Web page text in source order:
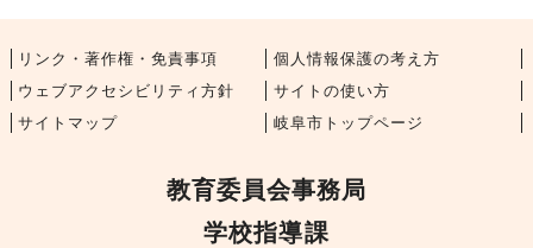
リンク・著作権・免責事項
個人情報保護の考え方
ウェブアクセシビリティ方針
サイトの使い方
サイトマップ
岐阜市トップページ
教育委員会事務局
学校指導課